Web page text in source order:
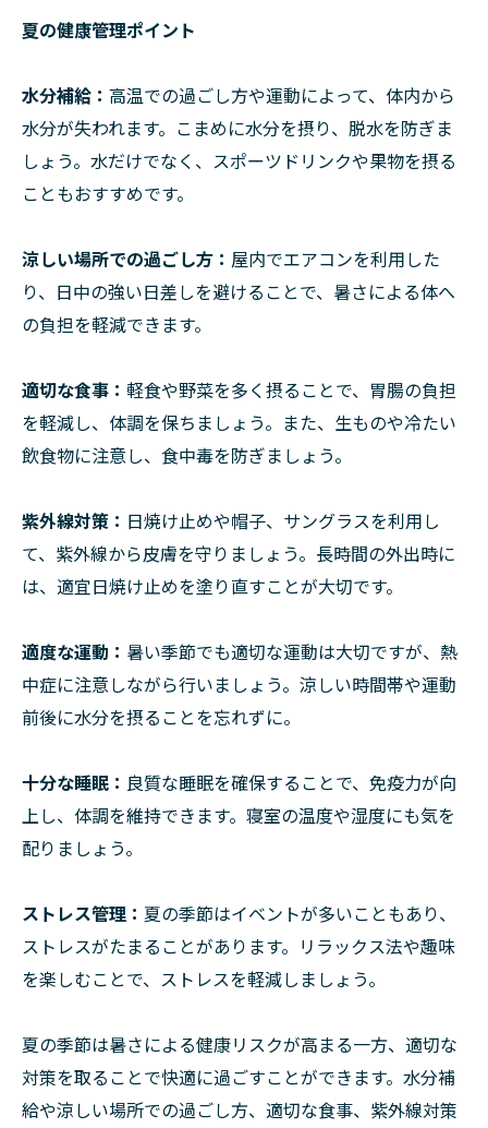
夏の健康管理ポイント
水分補給： 高温での過ごし方や運動によって、体内から
水分が失われます。こまめに水分を摂り、脱水を防ぎま
しょう。水だけでなく、スポーツドリンクや果物を摂る
こともおすすめです。
涼しい場所での過ごし方： 屋内でエアコンを利用した
り、日中の強い日差しを避けることで、暑さによる体へ
の負担を軽減できます。
適切な食事： 軽食や野菜を多く摂ることで、胃腸の負担
を軽減し、体調を保ちましょう。また、生ものや冷たい
飲食物に注意し、食中毒を防ぎましょう。
紫外線対策： 日焼け止めや帽子、サングラスを利用し
て、紫外線から皮膚を守りましょう。長時間の外出時に
は、適宜日焼け止めを塗り直すことが大切です。
適度な運動： 暑い季節でも適切な運動は大切ですが、熱
中症に注意しながら行いましょう。涼しい時間帯や運動
前後に水分を摂ることを忘れずに。
十分な睡眠： 良質な睡眠を確保することで、免疫力が向
上し、体調を維持できます。寝室の温度や湿度にも気を
配りましょう。
ストレス管理： 夏の季節はイベントが多いこともあり、
ストレスがたまることがあります。リラックス法や趣味
を楽しむことで、ストレスを軽減しましょう。
夏の季節は暑さによる健康リスクが高まる一方、適切な
対策を取ることで快適に過ごすことができます。水分補
給や涼しい場所での過ごし方、適切な食事、紫外線対策